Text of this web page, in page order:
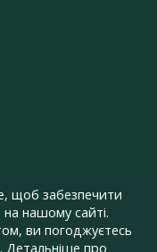
щоб забезпечити
нашому сайті.
ви погоджуєтесь
Детальніше про